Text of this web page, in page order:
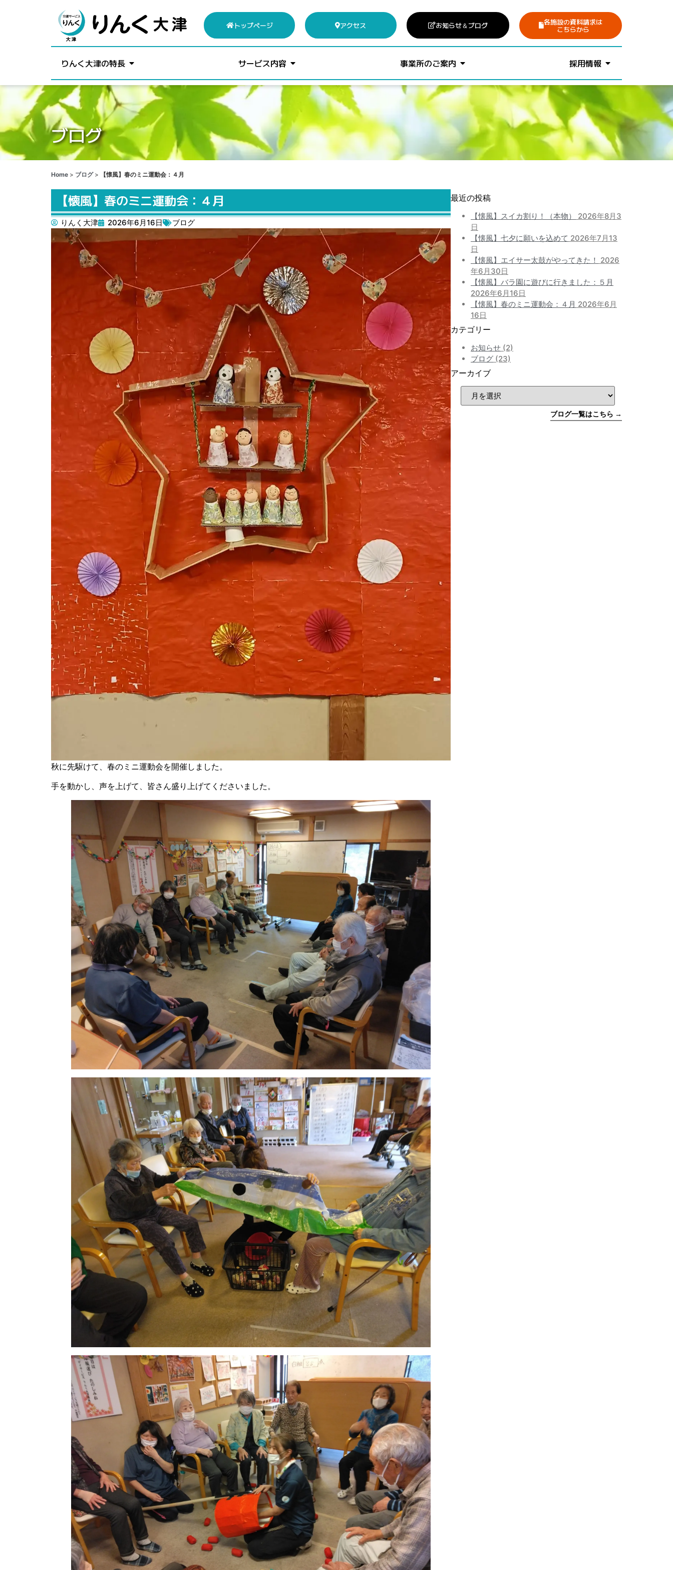
トップページ アクセス お知らせ＆ブログ 各施設の資料請求は
こちらから
りんく大津の特長 サービス内容 事業所のご案内 採用情報
ブログ
Home > ブログ> 【懐風】春のミニ運動会：４月
【懐風】春のミニ運動会：４月
りんく大津 2026年6月16日 ブログ
秋に先駆けて、春のミニ運動会を開催しました。
手を動かし、声を上げて、皆さん盛り上げてくださいました。
最近の投稿
【懐風】スイカ割り！（本物）
2026年8月3
日
【懐風】七夕に願いを込めて 2026年7月13
日
【懐風】エイサー太鼓がやってきた！ 2026
年6月30日
【懐風】バラ園に遊びに行きました：５月
2026年6月16日
【懐風】春のミニ運動会：４月 2026年6月
16日
カテゴリー
お知らせ (2)
ブログ (23)
アーカイブ
ブログ一覧はこちら →